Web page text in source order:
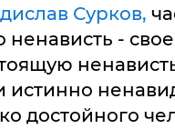
Сурков,
ненависть -
истинно
достойного